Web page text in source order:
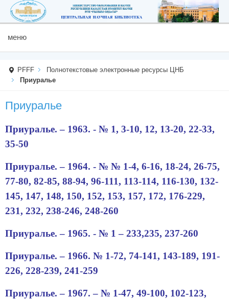
меню
PFFF
Полнотекстовые электронные ресурсы ЦНБ
Приуралье
Приуралье
Приуралье. – 1963. - № 1, 3-10, 12, 13-20, 22-33,
35-50
Приуралье. – 1964. - № № 1-4, 6-16, 18-24, 26-75,
77-80, 82-85, 88-94, 96-111, 113-114, 116-130, 132-
145, 147, 148, 150, 152, 153, 157, 172, 176-229,
231, 232, 238-246, 248-260
Приуралье. – 1965. - № 1 – 233,235, 237-260
Приуралье. – 1966. № 1-72, 74-141, 143-189, 191-
226, 228-239, 241-259
Приуралье. – 1967.– № 1-47, 49-100, 102-123,